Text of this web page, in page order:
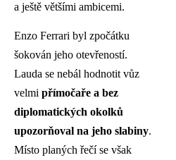
a ještě většími ambicemi.
Enzo Ferrari byl zpočátku
šokován jeho otevřeností.
Lauda se nebál hodnotit vůz
velmi přímočaře a bez
diplomatických okolků
upozorňoval na jeho slabiny.
Místo planých řečí se však